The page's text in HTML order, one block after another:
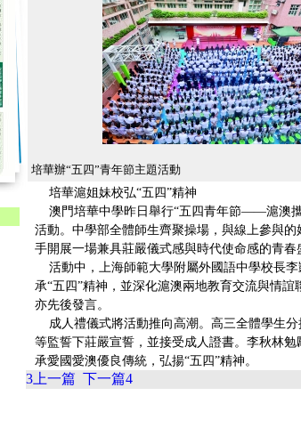
培華辦“五四”青年節主題活動
培華滬姐妹校弘“五四”精神
澳門培華中學昨日舉行“五四青年節——滬澳
活動。中學部全體師生齊聚操場，與線上參與
手開展一場兼具莊嚴儀式感與時代使命感的青春
活動中，上海師範大學附屬外國語中學校長
承“五四”精神，並深化滬澳兩地教育交流與情
亦先後發言。
成人禮儀式將活動推向高潮。高三全體學生分
等監誓下莊嚴宣誓，並接受成人證書。李秋林
承愛國愛澳優良傳統，弘揚“五四”精神。
3 上一篇 下一篇4